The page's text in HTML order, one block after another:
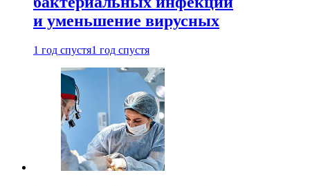
и уменьшение вирусных
1 год спустя1 год спустя